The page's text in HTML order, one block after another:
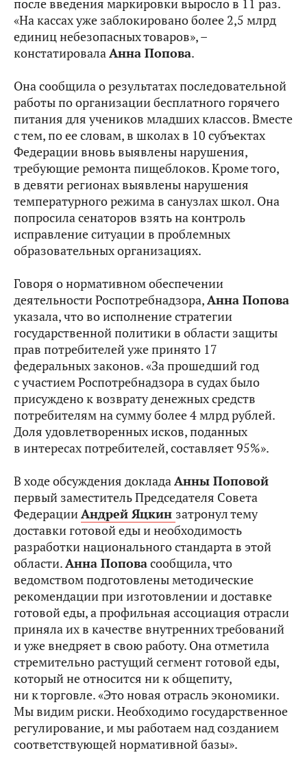
после введения маркировки выросло в 11 раз.
«На кассах уже заблокировано более 2,5 млрд
единиц небезопасных товаров», –
констатировала Анна Попова.
Она сообщила о результатах последовательной
работы по организации бесплатного горячего
питания для учеников младших классов. Вместе
с тем, по ее словам, в школах в 10 субъектах
Федерации вновь выявлены нарушения,
требующие ремонта пищеблоков. Кроме того,
в девяти регионах выявлены нарушения
температурного режима в санузлах школ. Она
попросила сенаторов взять на контроль
исправление ситуации в проблемных
образовательных организациях.
Говоря о нормативном обеспечении
деятельности Роспотребнадзора,Анна Попова
указала, что во исполнение стратегии
государственной политики в области защиты
прав потребителей уже принято 17
федеральных законов. «За прошедший год
с участием Роспотребнадзора в судах было
присуждено к возврату денежных средств
потребителям на сумму более 4 млрд рублей.
Доля удовлетворенных исков, поданных
в интересах потребителей, составляет 95%».
В ходе обсуждения доклада Анны Поповой
первый заместитель Председателя Совета
ФедерацииАндрей Яцкин затронул тему
доставки готовой еды и необходимость
разработки национального стандарта в этой
области.Анна Поповасообщила, что
ведомством подготовлены методические
рекомендации при изготовлении и доставке
готовой еды, а профильная ассоциация отрасли
приняла их в качестве внутренних требований
и уже внедряет в свою работу. Она отметила
стремительно растущий сегмент готовой еды,
который не относится ни к общепиту,
ни к торговле. «Это новая отрасль экономики.
Мы видим риски. Необходимо государственное
регулирование, и мы работаем над созданием
соответствующей нормативной базы».